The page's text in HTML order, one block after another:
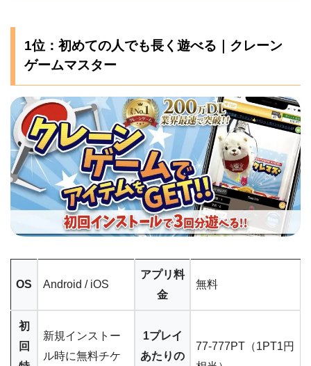
1位：初めての人でも長く遊べる｜クレーン
ゲームマスター
OS Android / iOS
アプリ料
金
無料
初
回
新規インストー
ル時に無料チケ
1プレイ
あたりの
77-777PT（1PT1円